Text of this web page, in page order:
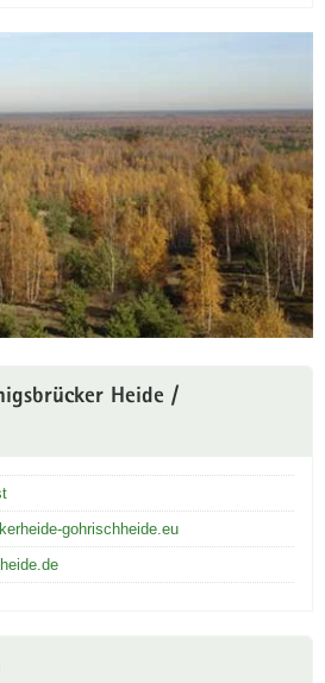
Heide /
gohrischheide.eu